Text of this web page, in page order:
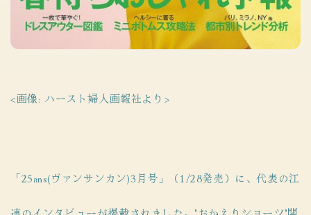
<画像: ハースト婦人画報社より>
「25ans(ヴァンサンカン)3月号」（1/28発売）に、代表の江